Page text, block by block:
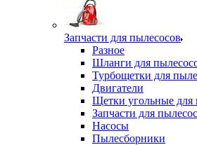
Запчасти для пылесосов
Разное
Шланги для
Турбощетки для
Двигатели
Щетки угольные для
Запчасти для
Насосы
Пылесборники